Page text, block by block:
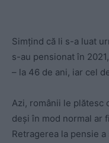
Simțind că li s-a luat
s-au pensionat în
– la 46 de ani, iar cel
Azi, românii le plătesc
deși în mod normal ar
Retragerea la pensie